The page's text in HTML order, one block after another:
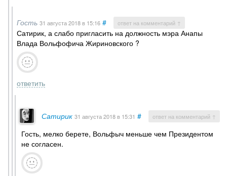
Гость 31 августа 2018в 15:16 # ответ на комментарий ↑
Сатирик, а слабо пригласить на должность мэра Анапы
Влада Вольфофича Жириновского ?
ответить
Сатирик 31 августа 2018в 15:31 # ответ на комментарий ↑
Гость, мелко берете, Вольфыч меньше чем Президентом
не согласен.